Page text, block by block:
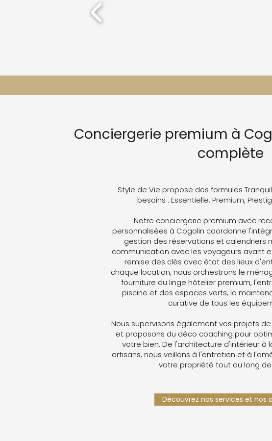
Conciergerie premium à
complète
Style de Vie propose des formules
besoins : Essentielle, Premium,
Notre conciergerie premium avec
personnalisées à Cogolin coordonne
gestion des réservations et calendriers
communication avec les voyageurs avant
remise des clés avec état des lieux
chaque location, nous orchestrons le
fourniture du linge hôtelier premium,
piscine et des espaces verts, la
curative de tous les
Nous supervisons également vos projets
et proposons du déco coaching pour
votre bien. De l'architecture d'intérieur à
artisans, nous veillons à l'entretien et à
votre propriété tout au long
Découvrez nos services et nos